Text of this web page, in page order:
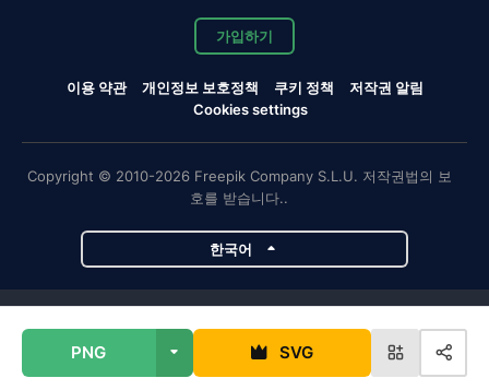
PNG SVG
가입하기
이용 약관 개인정보 보호정책 쿠키 정책
저작권 알림
Cookies settings
Copyright © 2010-2026 Freepik Company S.L.U. 저작권법의 보
호를 받습니다..
한국어